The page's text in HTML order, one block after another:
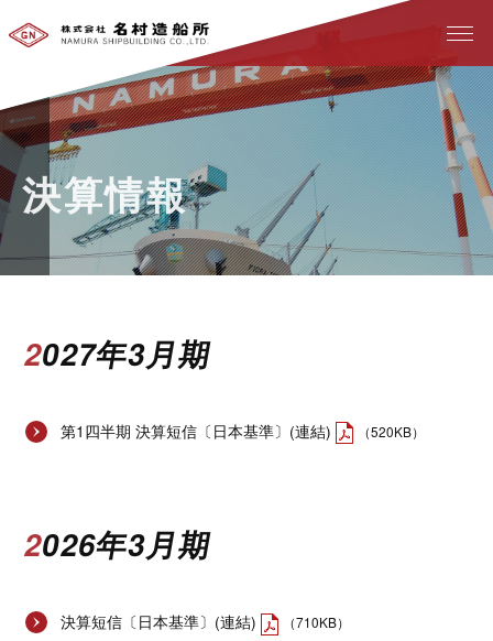
決算情報
2027年3月期
第1四半期 決算短信〔日本基準〕(連結) （520KB）
2026年3月期
決算短信〔日本基準〕(連結)
（710KB）